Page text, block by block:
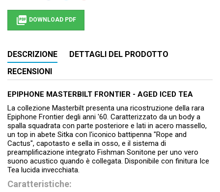
 DOWNLOAD PDF
DESCRIZIONE
DETTAGLI DEL PRODOTTO
RECENSIONI
EPIPHONE MASTERBILT FRONTIER - AGED ICED TEA
La collezione Masterbilt presenta una ricostruzione della rara
Epiphone Frontier degli anni '60. Caratterizzato da un body a
spalla squadrata con parte posteriore e lati in acero massello,
un top in abete Sitka con l'iconico battipenna "Rope and
Cactus", capotasto e sella in osso, e il sistema di
preamplificazione integrato Fishman Sonitone per uno vero
suono acustico quando è collegata. Disponibile con finitura Ice
Tea lucida invecchiata.
Caratteristiche: